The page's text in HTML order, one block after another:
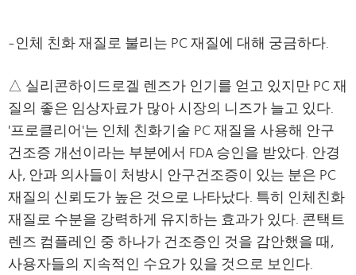
-인체 친화 재질로 불리는 PC 재질에 대해 궁금하다.
△ 실리콘하이드로겔 렌즈가 인기를 얻고 있지만 PC 재
질의 좋은 임상자료가 많아 시장의 니즈가 늘고 있다.
'프로클리어'는 인체 친화기술 PC 재질을 사용해 안구
건조증 개선이라는 부분에서 FDA 승인을 받았다. 안경
사, 안과 의사들이 처방시 안구건조증이 있는 분은 PC
재질의 신뢰도가 높은 것으로 나타났다. 특히 인체친화
재질로 수분을 강력하게 유지하는 효과가 있다. 콘택트
렌즈 컴플레인 중 하나가 건조증인 것을 감안했을 때,
사용자들의 지속적인 수요가 있을 것으로 보인다.